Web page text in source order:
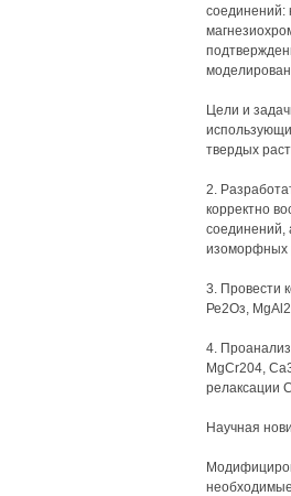
соединений:
Цели и
твердых
2.
корректно
соединений,
изоморфных
3. Провести
Ре2Оз,
4.
MgCr204,
релаксации
Научная